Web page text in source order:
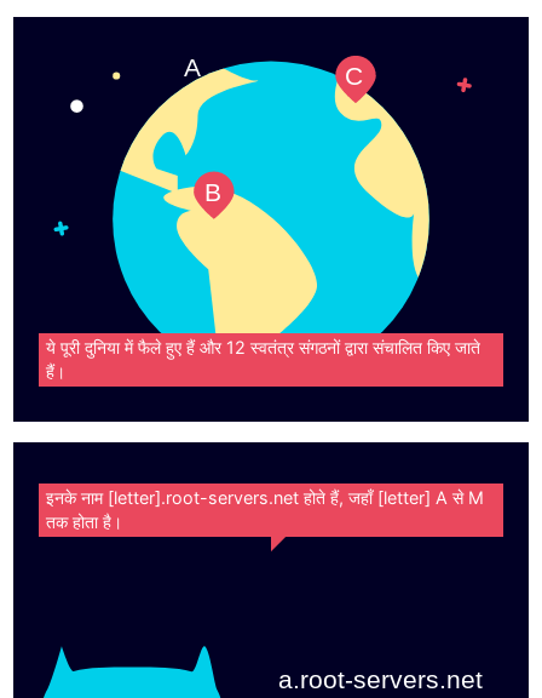
A
B
C
ये पूरी दुनिया में फैले हुए हैं और 12 स्वतंत्र संगठनों द्वारा संचालित किए जाते
हैं।
a.root-servers.net
इनके नाम [letter].root-servers.net होते हैं, जहाँ [letter] A से M
तक होता है।